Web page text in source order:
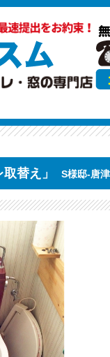
替え」 S様邸-唐